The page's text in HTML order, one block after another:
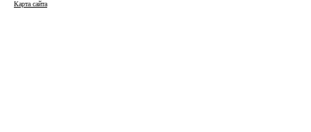
Карта сайта